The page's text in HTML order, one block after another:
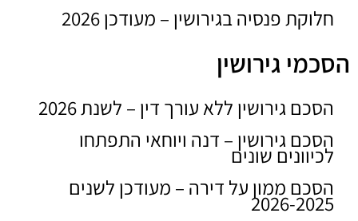
חלוקת פנסיה בגירושין – מעודכן 2026
הסכמי גירושין
הסכם גירושין ללא עורך דין – לשנת 2026
הסכם גירושין – דנה ויוחאי התפתחו
לכיוונים שונים
הסכם ממון על דירה – מעודכן לשנים
2026-2025